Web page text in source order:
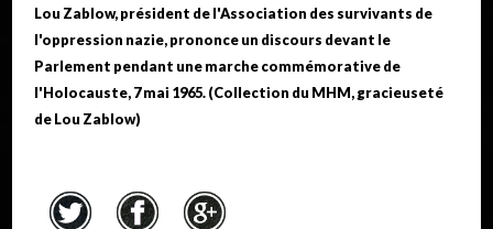
Lou Zablow, président de l'Association des survivants de
l'oppression nazie, prononce un discours devant le
Parlement pendant une marche commémorative de
l'Holocauste, 7 mai 1965. (Collection du MHM, gracieuseté
de Lou Zablow)